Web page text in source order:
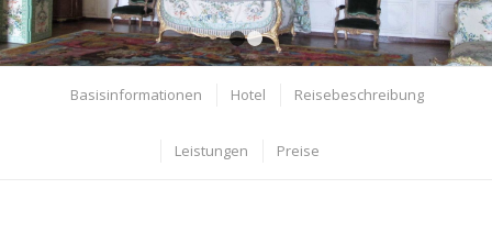
1 2
Basisinformationen Hotel Reisebeschreibung
Leistungen Preise